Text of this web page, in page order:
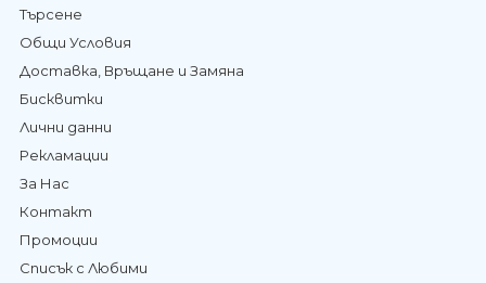
Търсене
Общи Условия
Доставка, Връщане и Замяна
Бисквитки
Лични данни
Рекламации
За Нас
Контакт
Промоции
Списък с Любими